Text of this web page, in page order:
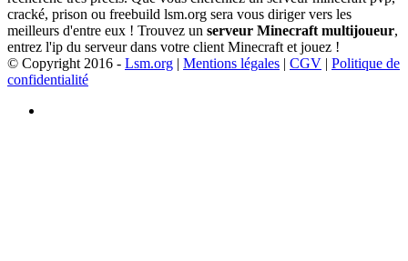
cracké, prison ou freebuild lsm.org sera vous diriger vers les
meilleurs d'entre eux ! Trouvez un serveur Minecraft multijoueur,
entrez l'ip du serveur dans votre client Minecraft et jouez !
© Copyright 2016 - Lsm.org | Mentions légales | CGV | Politique de
confidentialité